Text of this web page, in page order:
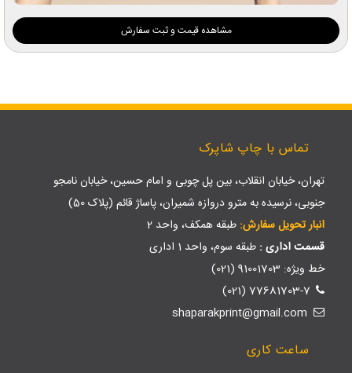
مشاهده قیمت و ثبت سفارش
تماس با چاپ شاپرک
تهران، خیابان انقلاب، بین پل چوبی و امام حسین، خیابان نامجو
جنوبی، نرسیده به مترو دروازه شمیران، پاساژ قائم (پلاک 50)
انبار تحویل سفارش: طبقه همکف، واحد 2
قسمت اداری : طبقه سوم، واحد 1 اداری
خط ویژه: 91001703 (021)
77681703-7 (021)
ساعت کاری